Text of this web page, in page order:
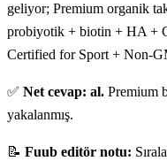
geliyor; Premium organik
probiyotik + biotin + HA +
Certified for Sport + Non-
✅ Net cevap: al. Premium
yakalanmış.
📝 Fuub editör notu: